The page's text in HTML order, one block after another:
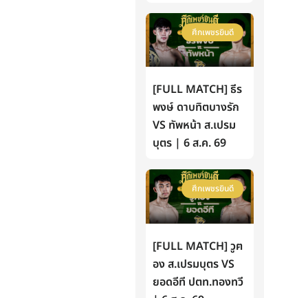
ศึกเพชรยินดี
[FULL MATCH] ธีร
พงษ์ ดาบทิตบางรัก
VS ทัพหน้า ส.เปรม
บุตร | 6 ส.ค. 69
ศึกเพชรยินดี
[FULL MATCH] วูฅ
อง ส.เปรมบุตร VS
ยอดอีที ปตท.ทองทวี